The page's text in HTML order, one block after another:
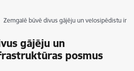
Zemgalē būvē divus gājēju un velosipēdistu
gājēju un
posmus